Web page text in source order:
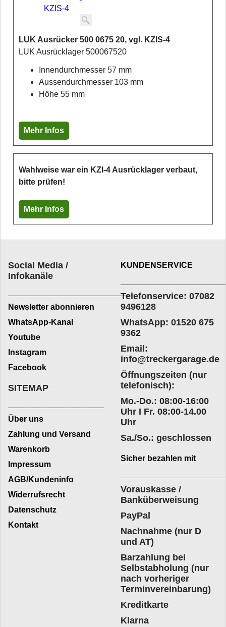
LUK Ausrücker 500 0675 20, vgl. KZIS-4
LUK Ausrücklager 500067520
Innendurchmesser 57 mm
Aussendurchmesser 103 mm
Höhe 55 mm
Mehr Infos
Wahlweise war ein KZI-4 Ausrücklager verbaut,
bitte prüfen!
Mehr Infos
Social Media /
Infokanäle
_________________________
Newsletter abonnieren
WhatsApp-Kanal
Youtube
Instagram
Facebook
KUNDENSERVICE
Telefonservice: 07082
9496128
WhatsApp: 01520 675
9362
Email:
info@treckergarage.de
Öffnungszeiten (nur
telefonisch):
Mo.-Do.: 08:00-16:00
Uhr I Fr. 08:00-14.00
Uhr
Sa./So.: geschlossen
SITEMAP
Über uns
Zahlung und Versand
Warenkorb
Impressum
AGB/Kundeninfo
Widerrufsrecht
Datenschutz
Kontakt
Sicher bezahlen mit
Vorauskasse /
Banküberweisung
PayPal
Nachnahme (nur D
und AT)
Barzahlung bei
Selbstabholung (nur
nach vorheriger
Terminvereinbarung)
Kreditkarte
Klarna